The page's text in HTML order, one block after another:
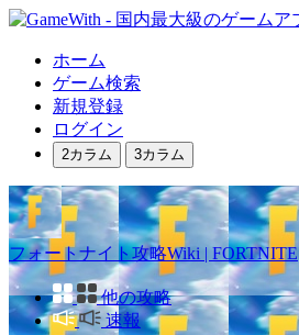
ホーム
ゲーム検索
新規登録
ログイン
2カラム 3カラム
フォートナイト攻略Wiki | FORTNITE
他の攻略
速報